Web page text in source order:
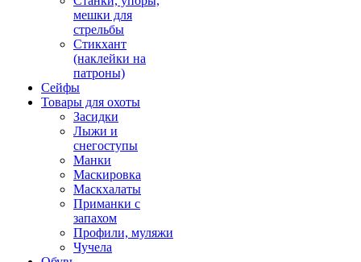
мешки для
стрельбы
Стикхант
(наклейки на
патроны)
Сейфы
Товары для охоты
Засидки
Лыжи и
снегоступы
Манки
Маскировка
Маскхалаты
Приманки с
запахом
Профили, муляжи
Чучела